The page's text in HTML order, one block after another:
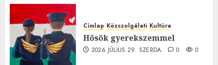
Címlap Közszolgálati Kultúra
Hősök gyerekszemmel
2026.JÚLIUS.29. SZERDA. 0 0